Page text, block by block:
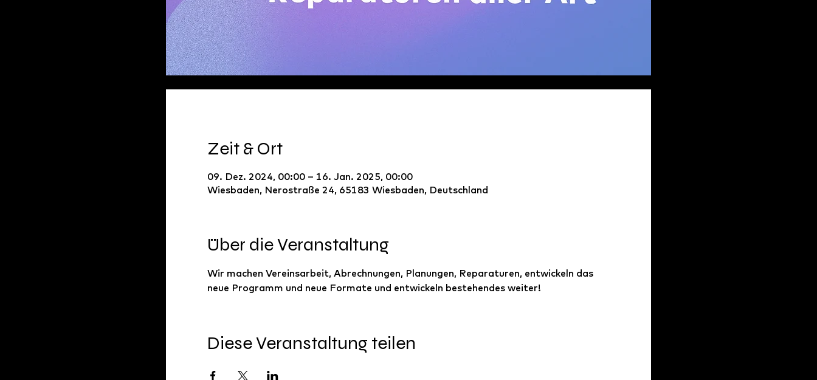
Zeit & Ort
09. Dez. 2024, 00:00 – 16. Jan. 2025, 00:00
Wiesbaden, Nerostraße 24, 65183 Wiesbaden, Deutschland
Über die Veranstaltung
Wir machen Vereinsarbeit, Abrechnungen, Planungen, Reparaturen, entwickeln das
neue Programm und neue Formate und entwickeln bestehendes weiter!
Diese Veranstaltung teilen